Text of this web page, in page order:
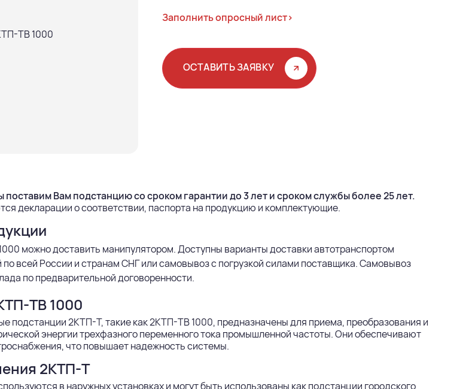
Заполнить опросный лист>
ОСТАВИТЬ ЗАЯВКУ
поставим Вам подстанцию со сроком гарантии до 3 лет и сроком службы более 25 лет.
декларации о соответствии, паспорта на продукцию и комплектующие.
можно доставить манипулятором. Доступны варианты доставки автотранспортом
по всей России и странам СНГ или самовывоз с погрузкой силами поставщика. Самовывоз
по предварительной договоренности.
ТВ 1000
подстанции 2КТП-Т, такие как 2КТП-ТВ 1000, предназначены для приема, преобразования и
энергии трехфазного переменного тока промышленной частоты. Они обеспечивают
что повышает надежность системы.
2КТП-Т
в наружных установках и могут быть использованы как подстанции городского